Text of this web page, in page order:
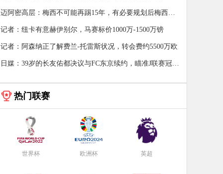
迈阿密高层：梅西不可能再踢15年，有必要规划后梅西年
记者：纽卡有意赫伊别尔，马赛标价1000万-1500万镑
记者：阿森纳正了解费兰-托雷斯状况，转会费约5500万欧
日媒：39岁的长友佑都决议与FC东京续约，瞄准J联赛冠军
热门联赛
世界杯 欧洲杯 英超